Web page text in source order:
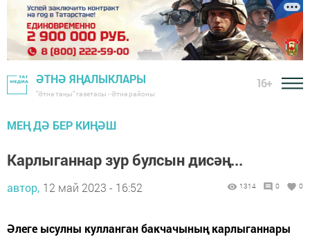
ӘТНӘ ЯҢАЛЫКЛАРЫ
"Әтнә таңы" газетасы - Әтнә районы
16+
МЕҢ ДӘ БЕР КИҢӘШ
Карлыганнар зур булсын дисәң...
автор, 12 май 2023 - 16:52 1314 0 0
Әлеге ысулны кулланган бакчачының карлыганнары